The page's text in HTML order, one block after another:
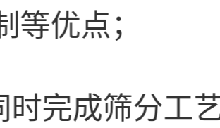
优点；
完成筛分工